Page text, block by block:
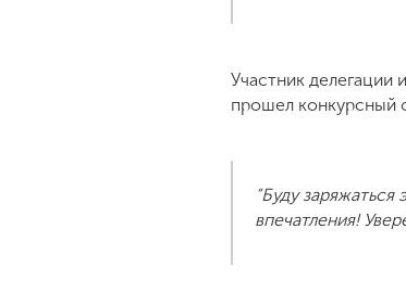
Участник делегации
прошел конкурсный
“Буду
впечатления!